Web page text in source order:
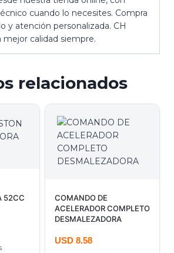
cuando lo necesites. Compra
y atención personalizada. CH
mejor calidad siempre.
relacionados
52CC
COMANDO DE
ACELERADOR COMPLETO
DESMALEZADORA
USD 8.58